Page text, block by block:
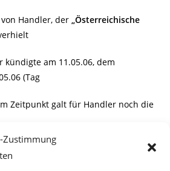
Zustimmung
Handler, der „Österreichische
kündigte am 11.05.06, dem
(Tag
Zeitpunkt galt für Handler noch die
zugemacht